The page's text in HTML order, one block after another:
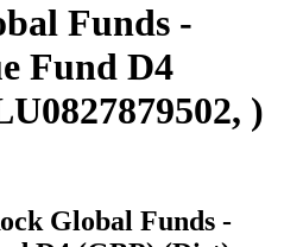
Funds -
Fund D4
)
Global Funds -